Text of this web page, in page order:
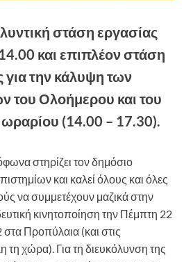
στάση εργασίας
και επιπλέον στάση
για την κάλυψη των
του Ολοήμερου και του
(14.00 – 17.30).
στηρίζει τον δημόσιο
και καλεί όλους και όλες
να συμμετέχουν μαζικά στην
κινητοποίηση την Πέμπτη 22
Προπύλαια (και στις
τη χώρα). Για τη διευκόλυνση της